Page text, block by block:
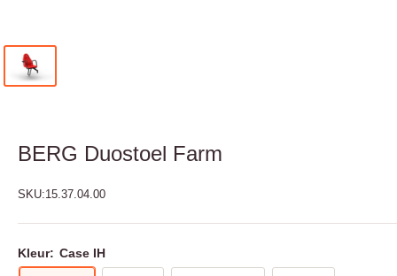
BERG Duostoel Farm
SKU:15.37.04.00
Kleur: Case IH